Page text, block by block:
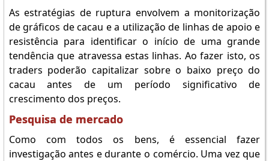
As estratégias de ruptura envolvem a monitorização
de gráficos de cacau e a utilização de linhas de apoio e
resistência para identificar o início de uma grande
tendência que atravessa estas linhas. Ao fazer isto, os
traders poderão capitalizar sobre o baixo preço do
cacau antes de um período significativo de
crescimento dos preços.
Pesquisa de mercado
Como com todos os bens, é essencial fazer
investigação antes e durante o comércio. Uma vez que